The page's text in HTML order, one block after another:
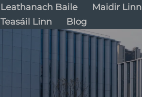
Leathanach Baile Maidir Linn
Teasáil Linn
Blog